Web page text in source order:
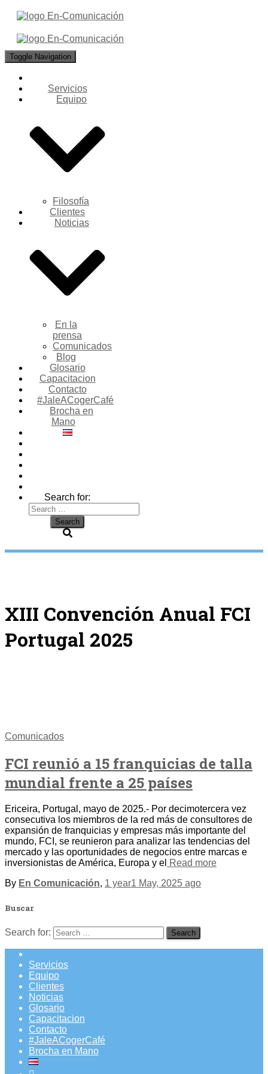
Toggle Navigation
Servicios
Equipo
Filosofía
Clientes
Noticias
En la
prensa
Comunicados
Blog
Glosario
Capacitacion
Contacto
#JaleACogerCafé
Brocha en
Mano
Search for:
XIII Convención Anual FCI
Portugal 2025
Comunicados
FCI reunió a 15 franquicias de talla
mundial frente a 25 países
Ericeira, Portugal, mayo de 2025.- Por decimotercera vez
consecutiva los miembros de la red más de consultores de
expansión de franquicias y empresas más importante del
mundo, FCI, se reunieron para analizar las tendencias del
mercado y las oportunidades de negocios entre marcas e
inversionistas de América, Europa y el Read more
By En Comunicación, 1 year1 May, 2025 ago
Buscar
Search for:
Servicios
Equipo
Clientes
Noticias
Glosario
Capacitacion
Contacto
#JaleACogerCafé
Brocha en Mano